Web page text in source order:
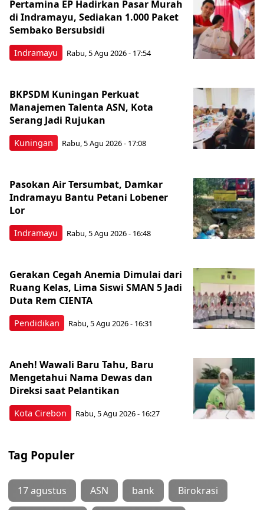
Indramayu
Pertamina EP Hadirkan Pasar Murah
di Indramayu, Sediakan 1.000 Paket
Sembako Bersubsidi
Rabu, 5 Agu 2026 - 17:54
Kuningan
BKPSDM Kuningan Perkuat
Manajemen Talenta ASN, Kota
Serang Jadi Rujukan
Rabu, 5 Agu 2026 - 17:08
Indramayu
Pasokan Air Tersumbat, Damkar
Indramayu Bantu Petani Lobener
Lor
Rabu, 5 Agu 2026 - 16:48
Pendidikan
Gerakan Cegah Anemia Dimulai dari
Ruang Kelas, Lima Siswi SMAN 5 Jadi
Duta Rem CIENTA
Rabu, 5 Agu 2026 - 16:31
Kota Cirebon
Aneh! Wawali Baru Tahu, Baru
Mengetahui Nama Dewas dan
Direksi saat Pelantikan
Rabu, 5 Agu 2026 - 16:27
Tag Populer
17 agustus ASN bank Birokrasi